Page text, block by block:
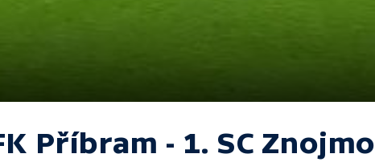
Příbram - 1. SC Znojmo